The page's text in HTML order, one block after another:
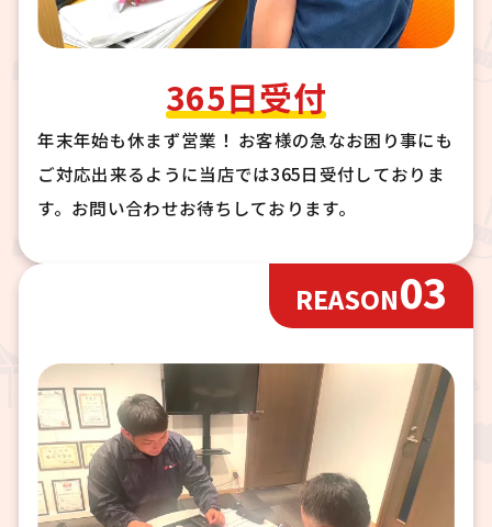
365日受付
年末年始も休まず営業！ お客様の急なお困り事にも
ご対応出来るように当店では365日受付しておりま
す。お問い合わせお待ちしております。
REASON03